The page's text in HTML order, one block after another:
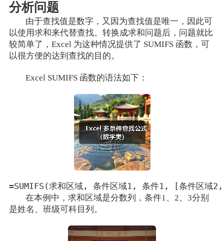
分析问题
由于查找值是数字，又因为查找值是唯一，因此可
以使用求和来代替查找。转换成求和问题后，问题就比
较简单了，Excel 为这种情况提供了 SUMIFS 函数，可
以很方便的达到查找的目的。
Excel SUMIFS 函数的语法如下：
在本例中，求和区域是分数列，条件1、2、3分别
是姓名、班级可科目列。